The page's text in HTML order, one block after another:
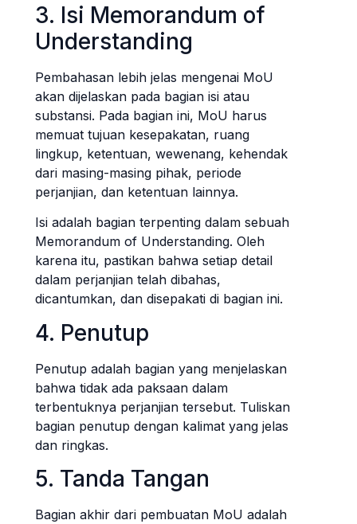
3. Isi Memorandum of
Understanding
Pembahasan lebih jelas mengenai MoU
akan dijelaskan pada bagian isi atau
substansi. Pada bagian ini, MoU harus
memuat tujuan kesepakatan, ruang
lingkup, ketentuan, wewenang, kehendak
dari masing-masing pihak, periode
perjanjian, dan ketentuan lainnya.
Isi adalah bagian terpenting dalam sebuah
Memorandum of Understanding. Oleh
karena itu, pastikan bahwa setiap detail
dalam perjanjian telah dibahas,
dicantumkan, dan disepakati di bagian ini.
4. Penutup
Penutup adalah bagian yang menjelaskan
bahwa tidak ada paksaan dalam
terbentuknya perjanjian tersebut. Tuliskan
bagian penutup dengan kalimat yang jelas
dan ringkas.
5. Tanda Tangan
Bagian akhir dari pembuatan MoU adalah